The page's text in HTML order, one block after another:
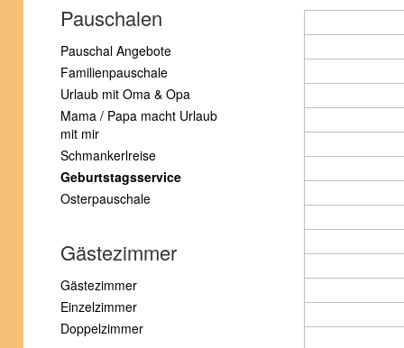
Pauschalen
Pauschal Angebote
Familienpauschale
Urlaub mit Oma & Opa
Mama / Papa macht Urlaub
mit mir
Schmankerlreise
Geburtstagsservice
Osterpauschale
Gästezimmer
Gästezimmer
Einzelzimmer
Doppelzimmer